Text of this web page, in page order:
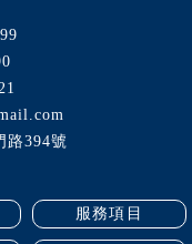
路394號
服務項目